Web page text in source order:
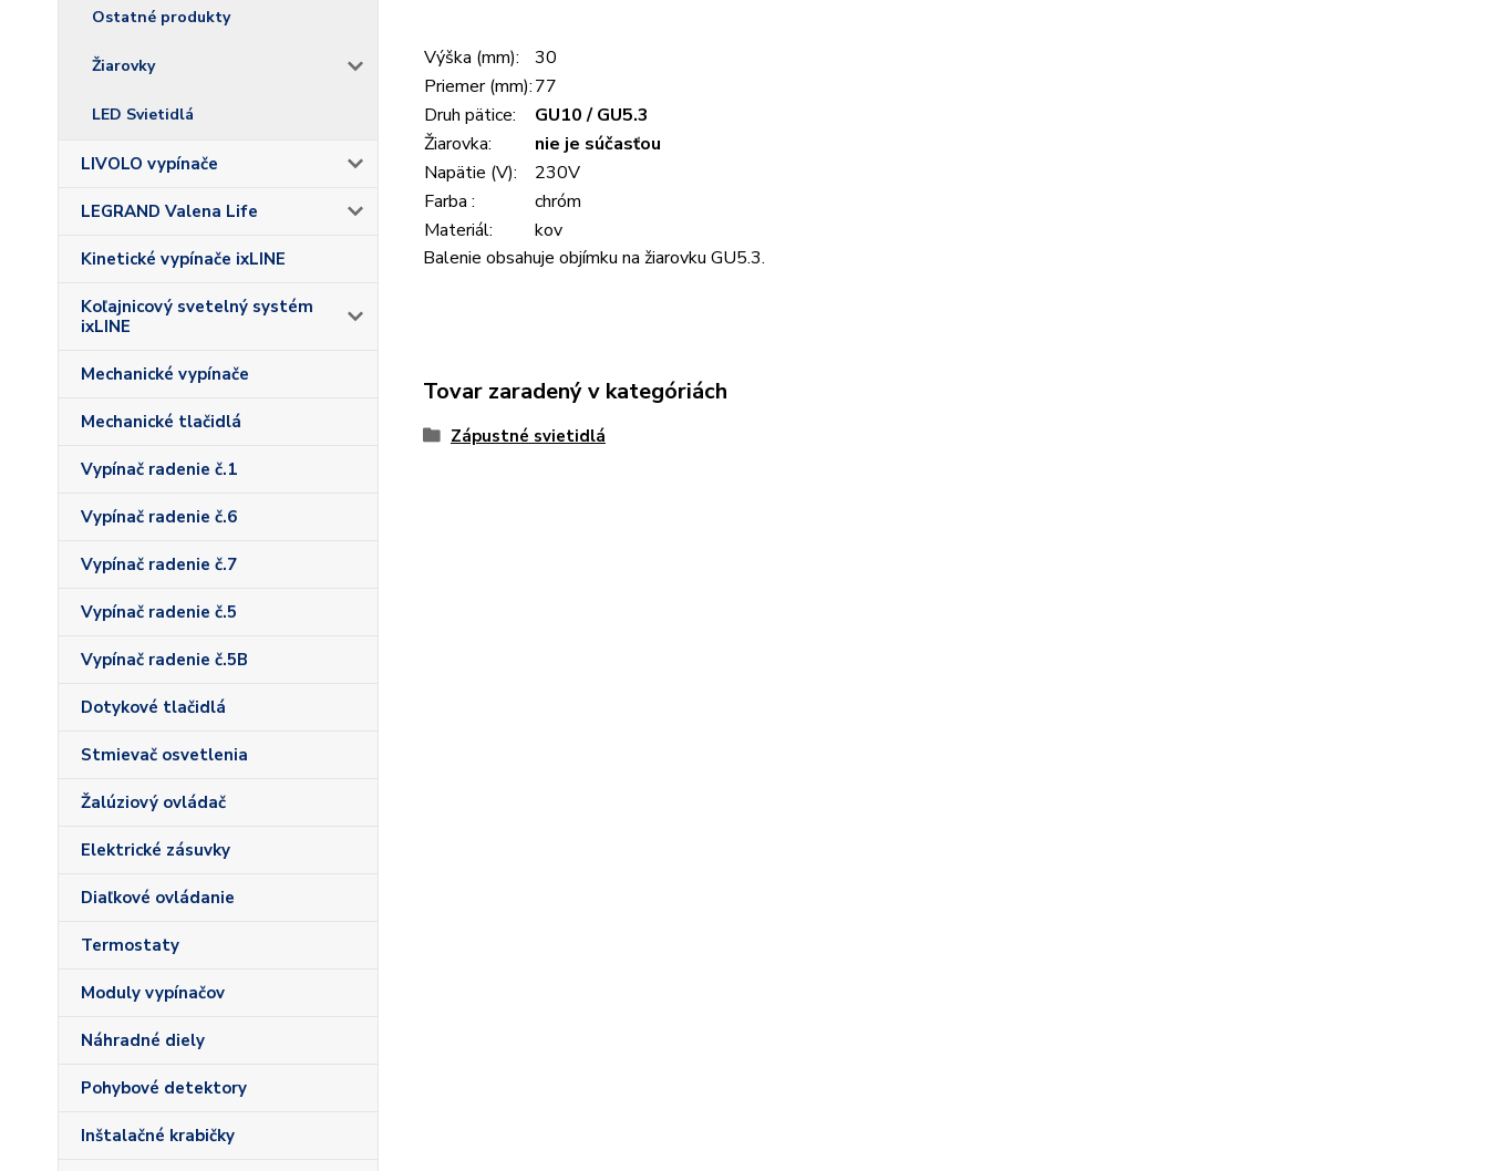
Ostatné produkty
Žiarovky
LED Svietidlá
LIVOLO vypínače
LEGRAND Valena Life
Kinetické vypínače ixLINE
Koľajnicový svetelný systém
ixLINE
Mechanické vypínače
Mechanické tlačidlá
Vypínač radenie č.1
Vypínač radenie č.6
Vypínač radenie č.7
Vypínač radenie č.5
Vypínač radenie č.5B
Dotykové tlačidlá
Stmievač osvetlenia
Žalúziový ovládač
Elektrické zásuvky
Diaľkové ovládanie
Termostaty
Moduly vypínačov
Náhradné diely
Pohybové detektory
Inštalačné krabičky
Výška (mm):
30
Priemer (mm):77
Druh pätice:
GU10 / GU5.3
Žiarovka:
nie je súčasťou
Napätie (V):
230V
Farba :
chróm
Materiál:
kov
Balenie obsahuje objímku na žiarovku GU5.3.
Tovar zaradený v kategóriách
Zápustné svietidlá